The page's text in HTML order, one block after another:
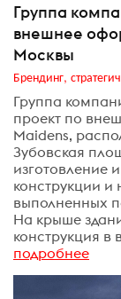
Группа
внешнее
Москвы
Брендинг,
Группа
проект по
Maidens,
Зубовская
изготовление
конструкции и
выполненных
На крыше
конструкция в
подробнее